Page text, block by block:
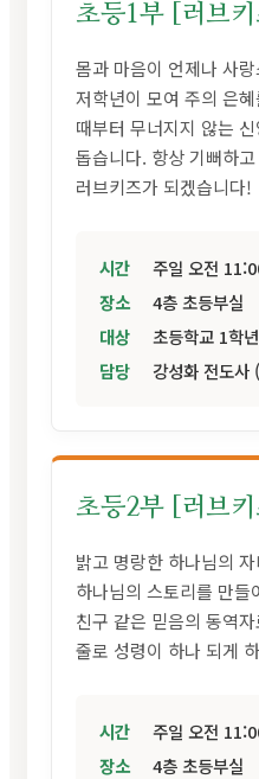
초등1부 [러브키
몸과 마음이 언제나 사
저학년이 모여 주의 은
때부터 무너지지 않는
돕습니다. 항상 기뻐하
러브키즈가 되겠습니다!
시간
주일 오전
장소
4층 초등부실
대상
초등학교 1학
담당
강성화 전도
초등2부 [러브키
밝고 명랑한 하나님의
하나님의 스토리를 만
친구 같은 믿음의 동역
줄로 성령이 하나 되게
시간
주일 오전
장소
4층 초등부실